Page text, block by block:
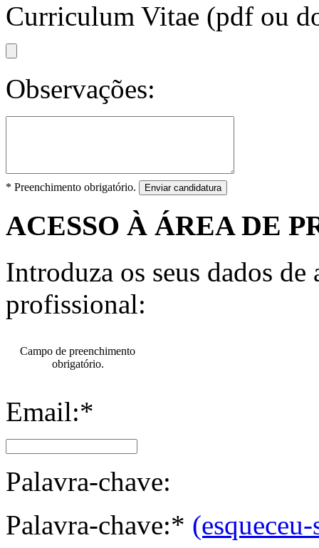
Curriculum Vitae (pdf ou
Observações:
* Preenchimento obrigatório. Enviar candidatura
ACESSO À ÁREA DE
Introduza os seus dados de
profissional:
Campo de preenchimento
obrigatório.
Email:*
Palavra-chave:
Palavra-chave:* (esqueceu-